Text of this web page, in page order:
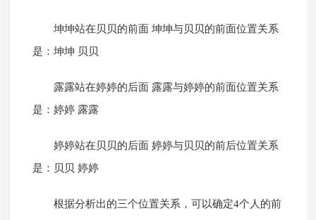
坤坤站在贝贝的前面 坤坤与贝贝的前面位置关系
是：坤坤 贝贝
露露站在婷婷的后面 露露与婷婷的前面位置关系
是：婷婷 露露
婷婷站在贝贝的后面 婷婷与贝贝的前后位置关系
是：贝贝 婷婷
根据分析出的三个位置关系，可以确定4个人的前